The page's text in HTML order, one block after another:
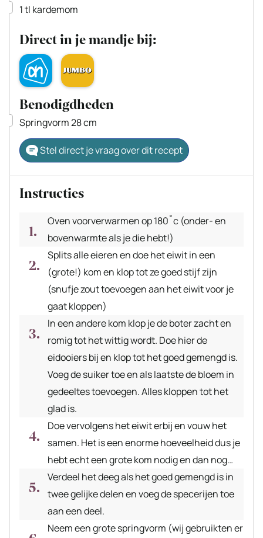
▢
1tl kardemom
Direct in je mandje bij:
Benodigdheden
▢
Springvorm 28 cm
Stel direct je vraag over dit recept
Instructies
Oven voorverwarmen op 180˚c (onder- en
bovenwarmte als je die hebt!)
Splits alle eieren en doe het eiwit in een
(grote!) kom en klop tot ze goed stijf zijn
(snufje zout toevoegen aan het eiwit voor je
gaat kloppen)
In een andere kom klop je de boter zacht en
romig tot het wittig wordt. Doe hier de
eidooiers bij en klop tot het goed gemengd is.
Voeg de suiker toe en als laatste de bloem in
gedeeltes toevoegen. Alles kloppen tot het
glad is.
Doe vervolgens het eiwit erbij en vouw het
samen. Het is een enorme hoeveelheid dus je
hebt echt een grote kom nodig en dan nog…
Verdeel het deeg als het goed gemengd is in
twee gelijke delen en voeg de specerijen toe
aan een deel.
Neem een grote springvorm (wij gebruikten er